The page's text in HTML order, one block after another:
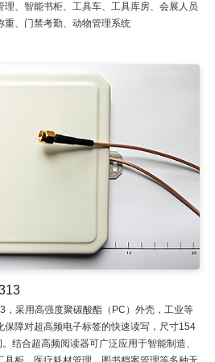
、智能书柜、工具车、工具库房、会展人员
重、门禁考勤、动物管理系统
，采用高强度聚碳酸酯（PC）外壳，工业等
障对超高频电子标签的快速读写，尺寸154
结合超高频阅读器可广泛应用于智能制造、